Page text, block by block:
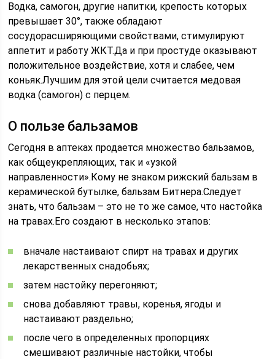
Водка, самогон, другие напитки, крепость которых
превышает 30°, также обладают
сосудорасширяющими свойствами, стимулируют
аппетит и работу ЖКТ.Да и при простуде оказывают
положительное воздействие, хотя и слабее, чем
коньяк.Лучшим для этой цели считается медовая
водка (самогон) с перцем.
О пользе бальзамов
Сегодня в аптеках продается множество бальзамов,
как общеукрепляющих, так и «узкой
направленности».Кому не знаком рижский бальзам в
керамической бутылке, бальзам Битнера.Следует
знать, что бальзам – это не то же самое, что настойка
на травах.Его создают в несколько этапов:
вначале настаивают спирт на травах и других
лекарственных снадобьях;
затем настойку перегоняют;
снова добавляют травы, коренья, ягоды и
настаивают раздельно;
после чего в определенных пропорциях
смешивают различные настойки, чтобы